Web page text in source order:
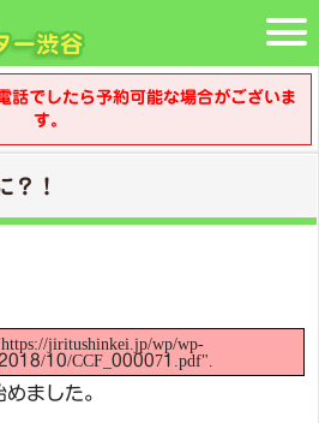
でしたら予約可能な場合がございま
す。
？！
jiritushinkei.jp/wp/wp-
2018/10/CCF_000071.pdf".
ました。